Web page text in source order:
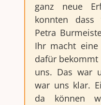
ganz neue
konnten dass
Petra
Ihr macht eine
dafür bekommt
uns. Das war
war uns klar.
da können